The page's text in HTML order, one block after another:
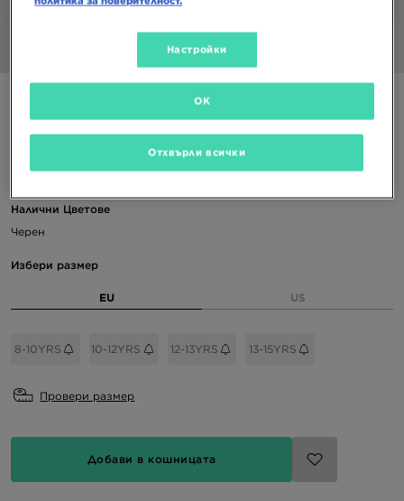
NIKE ПАНТАЛОНИ (G)NSW FAV SWSH LEG BLK PANTS
Налични Цветове
Черен
Избери размер
EU US
8-10YRS 10-12YRS 12-13YRS 13-15YRS
Провери размер
Добави в кошницата
Настройки
Отхвърли всички
OK